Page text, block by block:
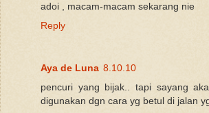
adoi , macam-macam sekarang nie
Reply
Aya de Luna 8.10.10
pencuri yang bijak.. tapi sayang
digunakan dgn cara yg betul di jalan